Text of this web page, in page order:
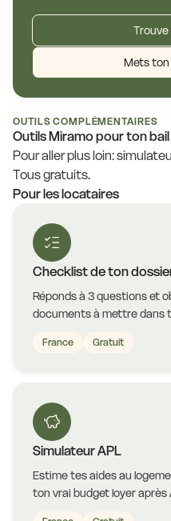
Mets ton
OUTILS COMPLÉMENTAIRES
Outils Miramo pour ton bail
Pour aller plus loin:
Tous gratuits.
Pour les locataires
Checklist de ton
Réponds à 3 questions et
documents à mettre dans
France Gratuit
Simulateur APL
Estime tes aides au
ton vrai budget loyer après